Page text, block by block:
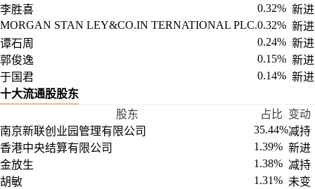
李胜喜
0.32% 新进
MORGAN STAN LEY&CO.IN TERNATIONAL PLC.0.32% 新进
谭石周
0.24% 新进
郭俊逸
0.15% 新进
于国君
0.14% 新进
十大流通股股东
股东
占比 变动
南京新联创业园管理有限公司
35.44%减持
香港中央结算有限公司
1.39% 新进
金放生
1.38% 减持
胡敏
1.31% 未变